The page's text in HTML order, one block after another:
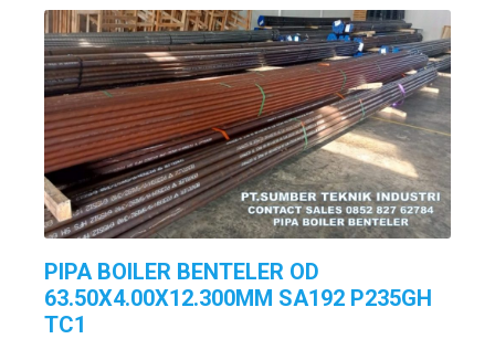
PIPA BOILER BENTELER OD
63.50X4.00X12.300MM SA192 P235GH
TC1